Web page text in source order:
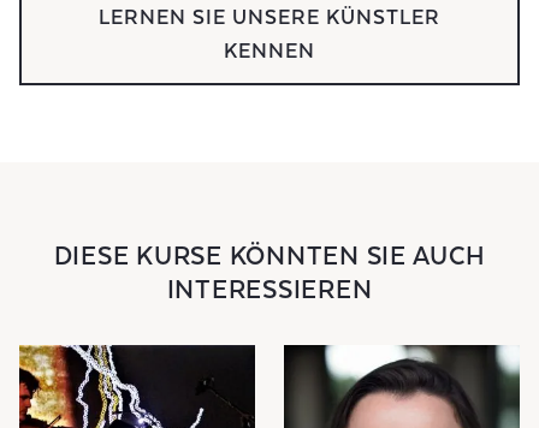
LERNEN SIE UNSERE KÜNSTLER
KENNEN
DIESE KURSE KÖNNTEN SIE AUCH
INTERESSIEREN